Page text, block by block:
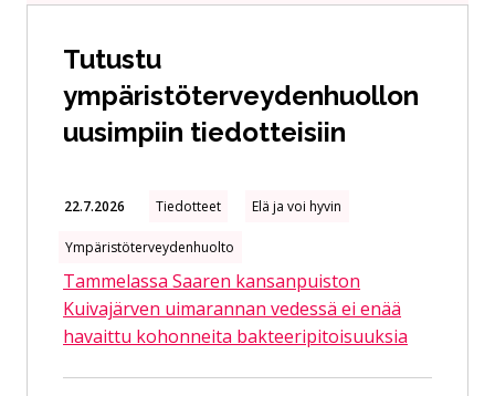
Tutustu
ympäristöterveydenhuollon
uusimpiin tiedotteisiin
22.7.2026 Tiedotteet Elä ja voi hyvin
Ympäristöterveydenhuolto
Tammelassa Saaren kansanpuiston
Kuivajärven uimarannan vedessä ei enää
havaittu kohonneita bakteeripitoisuuksia